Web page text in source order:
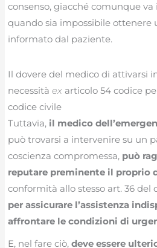
consenso, giacché comunque
quando sia impossibile ottenere
informato dal paziente.
Il dovere del medico di attivarsi
necessitàex articolo 54 codice
codice civile
Tuttavia, il medico
può trovarsi a intervenire su un
coscienza compromessa, può
reputare preminente il proprio
conformità allo stesso art. 36 del
per assicurare l’assistenza
affrontare le condizioni di
E, nel fare ciò,deve essere